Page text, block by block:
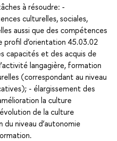
à résoudre: -
culturelles, sociales,
aussi que des compétences
profil d’orientation 45.03.02
capacités et des acquis de
langagière, formation
(correspondant au niveau
- élargissement des
la culture
de la culture
niveau d’autonomie